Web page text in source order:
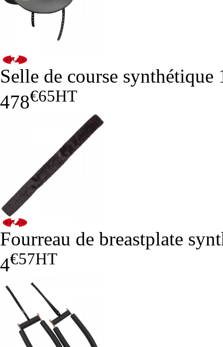
Selle de course
478€65HT
Fourreau de breastplate
4€57HT